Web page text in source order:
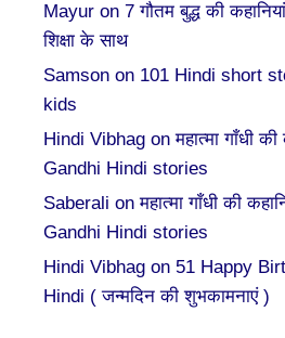
Mayur on 7 गौतम बुद्ध की
शिक्षा के साथ
Samson on 101 Hindi short
kids
Hindi Vibhag onमहात्मा गाँधी
Gandhi Hindi stories
Saberali onमहात्मा गाँधी की
Gandhi Hindi stories
Hindi Vibhag on 51 Happy
Hindi ( जन्मदिन की शुभकामनाएं )